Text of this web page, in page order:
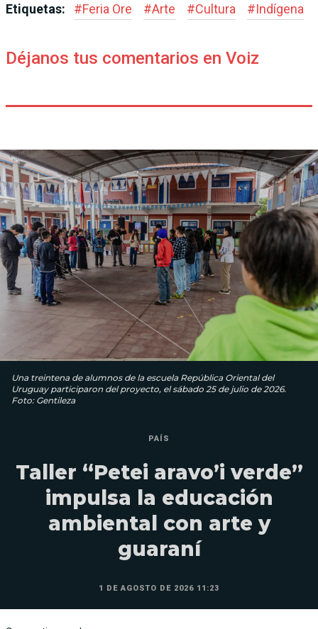
Etiquetas: #Feria Ore #Arte #Cultura #Indígena
Déjanos tus comentarios en Voiz
Una treintena de alumnos de la escuela República Oriental del
Uruguay participaron del proyecto, el sábado 25 de julio de 2026.
Foto: Gentileza
PAÍS
Taller “Petei aravo’i verde”
impulsa la educación
ambiental con arte y
guaraní
1 DE AGOSTO DE 2026 11:23